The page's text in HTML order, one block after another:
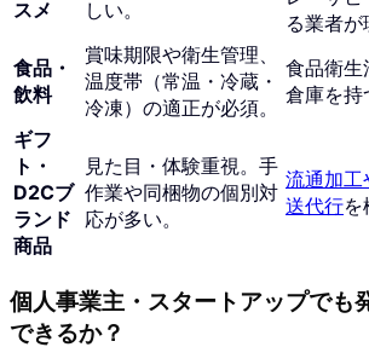
スメ しい。
る業者が
食品・
飲料
賞味期限や衛生管理、
温度帯（常温・冷蔵・
冷凍）の適正が必須。
食品衛生
倉庫を持
ギフ
ト・
D2Cブ
ランド
商品
見た目・体験重視。手
作業や同梱物の個別対
応が多い。
流通加工
送代行を
個人事業主・スタートアップでも
できるか？